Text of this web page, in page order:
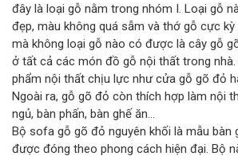
đây là loại gỗ nằm trong nhóm I. Loại gỗ
đẹp, màu không quá sẫm và thớ gỗ cực
mà không loại gỗ nào có được là cây gỗ
ở tất cả các món đồ gỗ nội thất trong
phẩm nội thất chịu lực như cửa gỗ gõ đỏ
Ngoài ra, gỗ gõ đỏ còn thích hợp làm nội
ngủ, bàn phấn, bàn ghế ăn...
Bộ sofa gỗ gõ đỏ nguyên khối là mẫu bàn
được đóng theo phong cách hiện đại. Bộ